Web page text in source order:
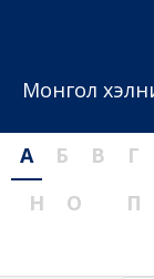
Монгол
А Б В Г
Н
О П